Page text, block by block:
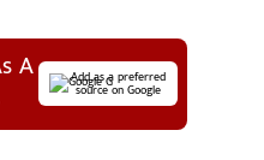
A
Add as a preferred
source on Google